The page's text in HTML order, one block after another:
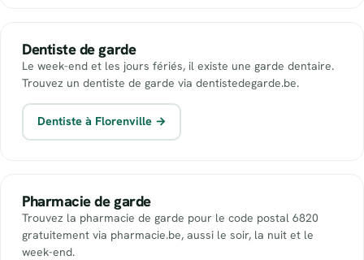
Dentiste de garde
Le week-end et les jours fériés, il existe une garde dentaire.
Trouvez un dentiste de garde via dentistedegarde.be.
Dentiste à Florenville →
Pharmacie de garde
Trouvez la pharmacie de garde pour le code postal 6820
gratuitement via pharmacie.be, aussi le soir, la nuit et le
week-end.